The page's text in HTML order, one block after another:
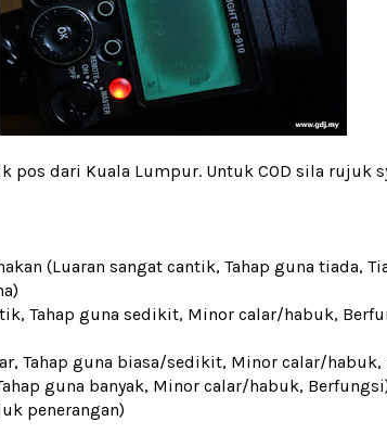
pos dari Kuala Lumpur. Untuk COD sila rujuk
(Luaran sangat cantik, Tahap guna tiada,
Tahap guna sedikit, Minor calar/habuk,
Tahap guna biasa/sedikit, Minor calar/habuk,
guna banyak, Minor calar/habuk,
penerangan)